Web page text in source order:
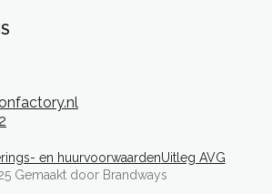
en huurvoorwaardenUitleg AVG
Gemaakt door Brandways